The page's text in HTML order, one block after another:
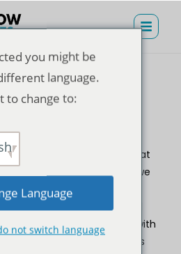
công ty
diễn cá heo Phuket
unforgettable experiences at
Managed byKỳ nghỉ Triplyn
, we
process, exclusive offers,
to ensure every visit is filled
Our goal is to provide you with
into the wonders of Dolphins
you might be
language.
to change to:
Language
not switch language